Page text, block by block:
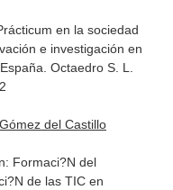
en la sociedad
e investigación en
Octaedro S. L.
del Castillo
Formaci?N del
de las TIC en